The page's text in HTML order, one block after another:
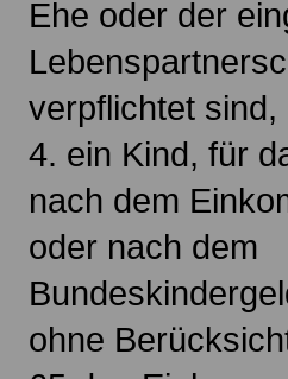
Ehe oder der
verpflichtet sind,
4. ein Kind, für
nach dem
oder nach dem
ohne